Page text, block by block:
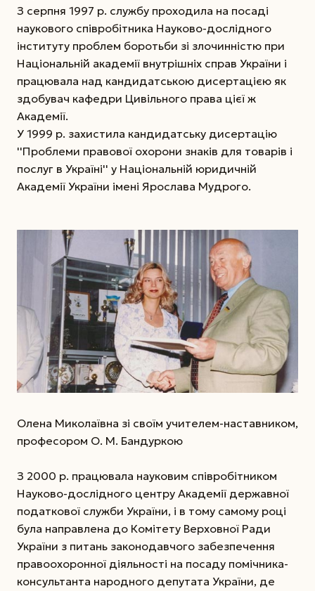
З серпня 1997 р. службу проходила на посаді
наукового співробітника Науково-дослідного
інституту проблем боротьби зі злочинністю при
Національній академії внутрішніх справ України і
працювала над кандидатською дисертацією як
здобувач кафедри Цивільного права цієї ж
Академії.
У 1999 р. захистила кандидатську дисертацію
''Проблеми правової охорони знаків для товарів і
послуг в Україні'' у Національній юридичній
Академії України імені Ярослава Мудрого.
Олена Миколаївна зі своїм учителем-наставником,
професором О. М. Бандуркою
З 2000 р. працювала науковим співробітником
Науково-дослідного центру Академії державної
податкової служби України, і в тому самому році
була направлена до Комітету Верховної Ради
України з питань законодавчого забезпечення
правоохоронної діяльності на посаду помічника-
консультанта народного депутата України, де